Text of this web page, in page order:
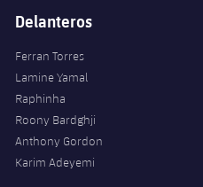
Delanteros
Ferran Torres
Lamine Yamal
Raphinha
Roony Bardghji
Anthony Gordon
Karim Adeyemi